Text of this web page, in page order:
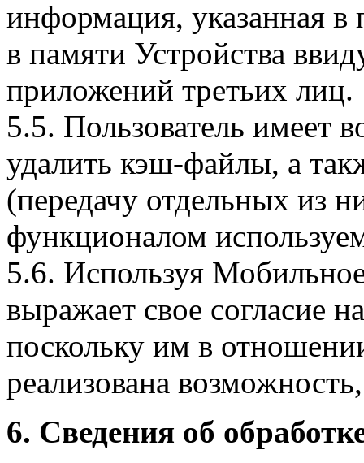
информация, указанная в
в памяти Устройства
приложений третьих лиц.
5.5. Пользователь имеет
удалить кэш-файлы, а
(передачу отдельных из
функционалом
5.6. Используя
выражает свое согласие
поскольку им в
реализована
6. Сведения об